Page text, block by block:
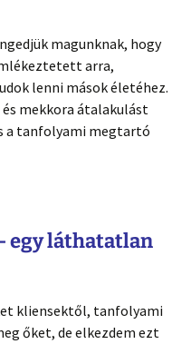
magunknak, hogy
arra,
lenni mások életéhez.
mekkora átalakulást
a tanfolyami megtartó
egy láthatatlan
kliensektől, tanfolyami
őket, de elkezdem ezt